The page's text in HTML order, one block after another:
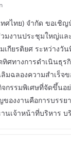
ศไทย) จำกัด ขอเชิ
มงานประชุมใหญ่แ
เกียรติยศ ระหว่างวั
ทิศทางการดำเนินธุ
มฉลองความสำเร็จ
กรรมพิเศษที่จัดขึ้นอ
ของงานคือการบรร
นเจ้าหน้าที่บริหาร บ